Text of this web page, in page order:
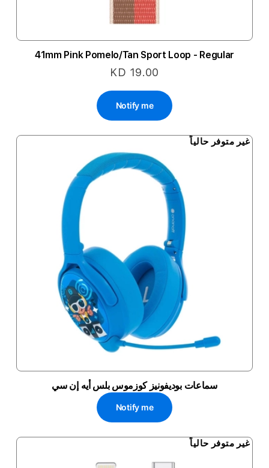
41mm Pink Pomelo/Tan Sport Loop - Regular
KD 19.00
Notify me
غير متوفر حالياً
سماعات بوديفونيز كوزموس بلس أيه إن سي
Notify me
غير متوفر حالياً